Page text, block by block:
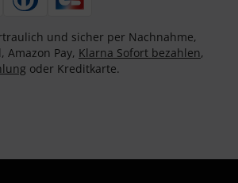
und sicher per Nachnahme,
Amazon Pay, Klarna Sofort bezahlen,
oder Kreditkarte.